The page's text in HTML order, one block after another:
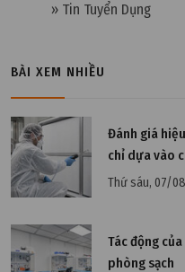
Thứ sáu, 24/04/2026 | 16:52
FAT (Factory
Acceptance Test):
» Tin Tuyển Dụng
BÀI XEM NHIỀU
Đánh giá
chỉ dựa vào
Thứ sáu, 07/
Tác động
phòng sạch